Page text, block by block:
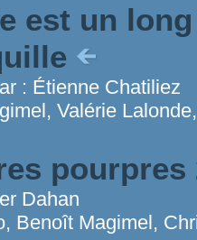
est un
: Étienne Chatiliez
Valérie
Dahan
Benoît Magimel,